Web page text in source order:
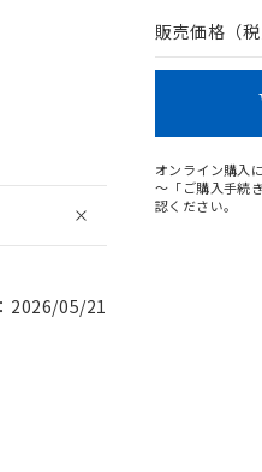
2026/05/21
販売価格（税
オンライン購入
～「ご購入手続
認ください。